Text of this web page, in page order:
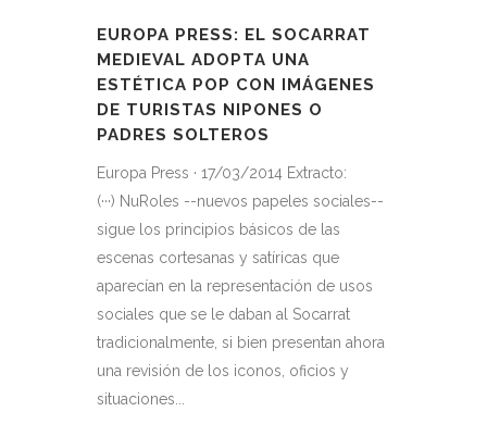
EUROPA PRESS: EL SOCARRAT
MEDIEVAL ADOPTA UNA
ESTÉTICA POP CON IMÁGENES
DE TURISTAS NIPONES O
PADRES SOLTEROS
Europa Press · 17/03/2014 Extracto:
(···) NuRoles --nuevos papeles sociales--
sigue los principios básicos de las
escenas cortesanas y satíricas que
aparecían en la representación de usos
sociales que se le daban al Socarrat
tradicionalmente, si bien presentan ahora
una revisión de los iconos, oficios y
situaciones...